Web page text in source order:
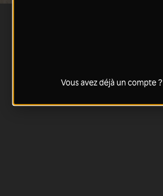
Vous avez déjà un compte ?